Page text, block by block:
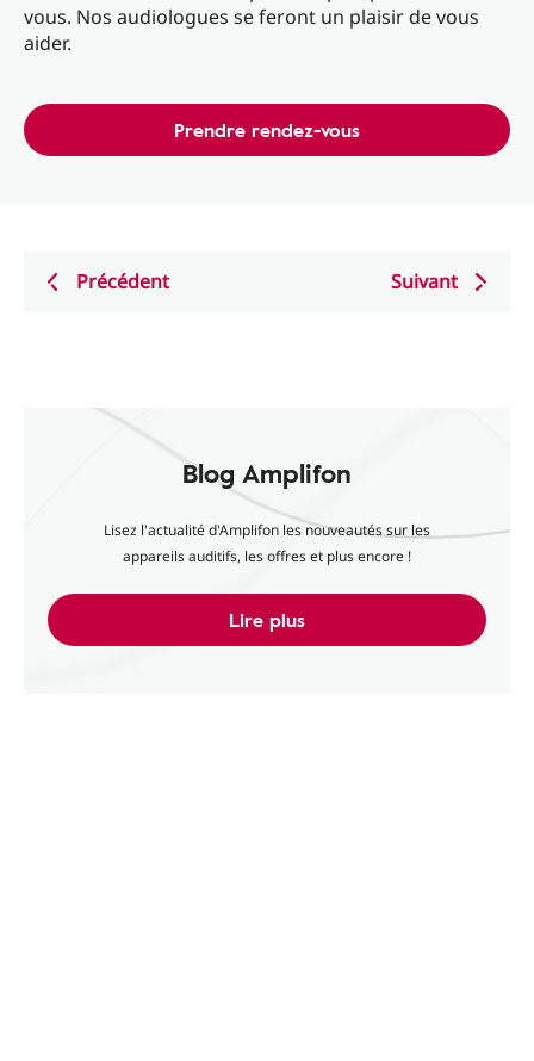
vous. Nos audiologues se feront un plaisir de vous
aider.
Prendre rendez-vous
Précédent Suivant
Blog Amplifon
Lisez l'actualité d'Amplifon les nouveautés sur les
appareils auditifs, les offres et plus encore !
Lire plus